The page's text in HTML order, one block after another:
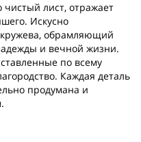
лист, отражает
Искусно
обрамляющий
и вечной жизни.
по всему
Каждая деталь
продумана и